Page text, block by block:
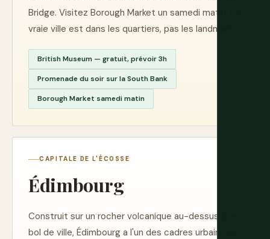
Bridge. Visitez Borough Market un samedi matin. La
vraie ville est dans les quartiers, pas les landmarks.
British Museum — gratuit, prévoir 3h
Promenade du soir sur la South Bank
Borough Market samedi matin
CAPITALE DE L'ÉCOSSE
Édimbourg
Construit sur un rocher volcanique au-dessus d'un
bol de ville, Édimbourg a l'un des cadres urbains les